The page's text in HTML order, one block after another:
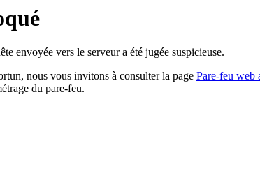
envoyée vers le serveur a été jugée suspicieuse.
nous vous invitons à consulter la page Pare-feu web
du pare-feu.